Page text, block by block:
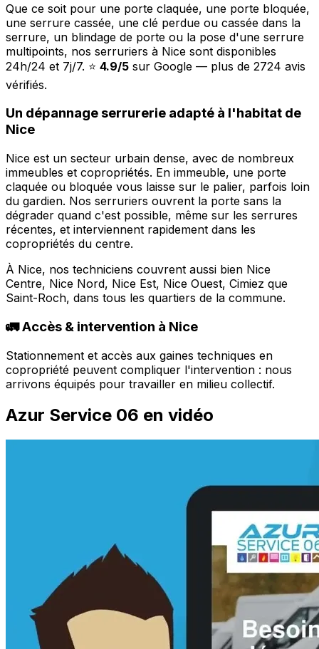
Que ce soit pour une porte claquée, une porte bloquée,
une serrure cassée, une clé perdue ou cassée dans la
serrure, un blindage de porte ou la pose d'une serrure
multipoints, nos serruriers à Nice sont disponibles
24h/24 et 7j/7. ⭐ 4.9/5 sur Google — plus de 2724 avis
vérifiés.
Un dépannage serrurerie adapté à l'habitat de
Nice
Nice est un secteur urbain dense, avec de nombreux
immeubles et copropriétés. En immeuble, une porte
claquée ou bloquée vous laisse sur le palier, parfois loin
du gardien. Nos serruriers ouvrent la porte sans la
dégrader quand c'est possible, même sur les serrures
récentes, et interviennent rapidement dans les
copropriétés du centre.
À Nice, nos techniciens couvrent aussi bien Nice
Centre, Nice Nord, Nice Est, Nice Ouest, Cimiez que
Saint-Roch, dans tous les quartiers de la commune.
🚛 Accès & intervention à Nice
Stationnement et accès aux gaines techniques en
copropriété peuvent compliquer l'intervention : nous
arrivons équipés pour travailler en milieu collectif.
Azur Service 06 en vidéo